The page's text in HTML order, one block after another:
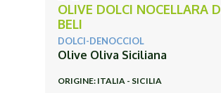
OLIVE DOLCI NOCELLARA
BELI
DOLCI-DENOCCIOL
Olive Oliva Siciliana
ORIGINE: ITALIA - SICILIA